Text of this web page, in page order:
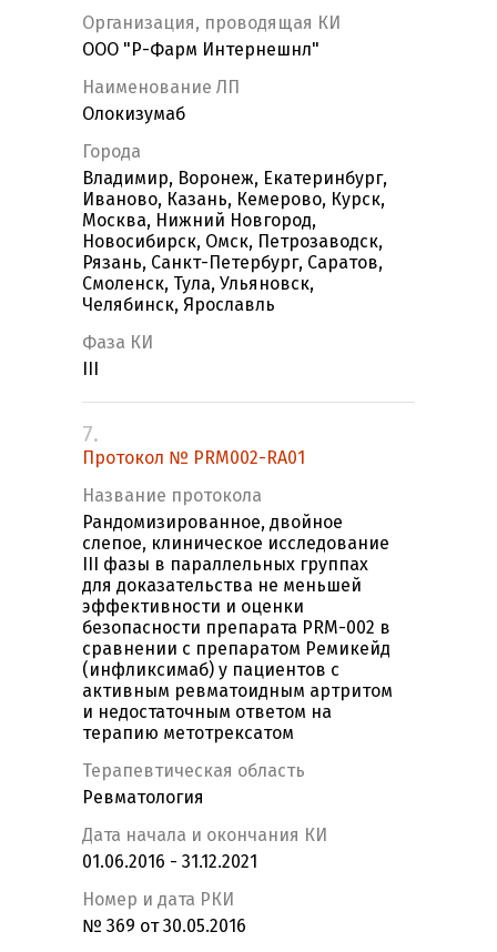
Организация, проводящая КИ
ООО "Р-Фарм Интернешнл"
Наименование ЛП
Олокизумаб
Города
Владимир, Воронеж, Екатеринбург,
Иваново, Казань, Кемерово, Курск,
Москва, Нижний Новгород,
Новосибирск, Омск, Петрозаводск,
Рязань, Санкт-Петербург, Саратов,
Смоленск, Тула, Ульяновск,
Челябинск, Ярославль
Фаза КИ
7.
Протокол № PRM002-RA01
Название протокола
Рандомизированное, двойное
слепое, клиническое исследование
III фазы в параллельных группах
для доказательства не меньшей
эффективности и оценки
безопасности препарата PRM-002 в
сравнении с препаратом Ремикейд
(инфликсимаб) у пациентов с
активным ревматоидным артритом
и недостаточным ответом на
терапию метотрексатом
Терапевтическая область
Ревматология
Дата начала и окончания КИ
01.06.2016 - 31.12.2021
Номер и дата РКИ
№ 369 от 30.05.2016